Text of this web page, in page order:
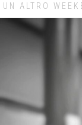
UN ALTRO